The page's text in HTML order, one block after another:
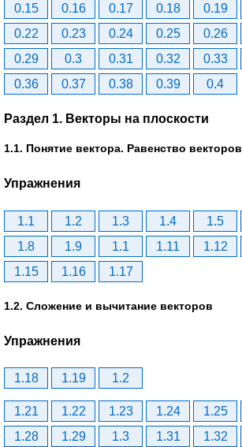
0.15
0.16 0.17 0.18 0.19
0.22
0.23 0.24 0.25 0.26
0.29
0.3 0.31 0.32 0.33
0.36
0.37 0.38 0.39 0.4
Раздел 1. Векторы на плоскости
1.1. Понятие вектора. Равенство векторов
Упражнения
1.1 1.2 1.3 1.4 1.5
1.8
1.9 1.1 1.11 1.12
1.15
1.16 1.17
1.2. Сложение и вычитание векторов
Упражнения
1.18 1.19 1.2
1.21 1.22 1.23 1.24 1.25
1.28
1.29 1.3 1.31 1.32